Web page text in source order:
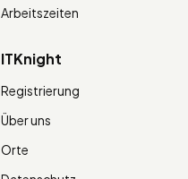
Arbeitszeiten
ITKnight
Registrierung
Über uns
Orte